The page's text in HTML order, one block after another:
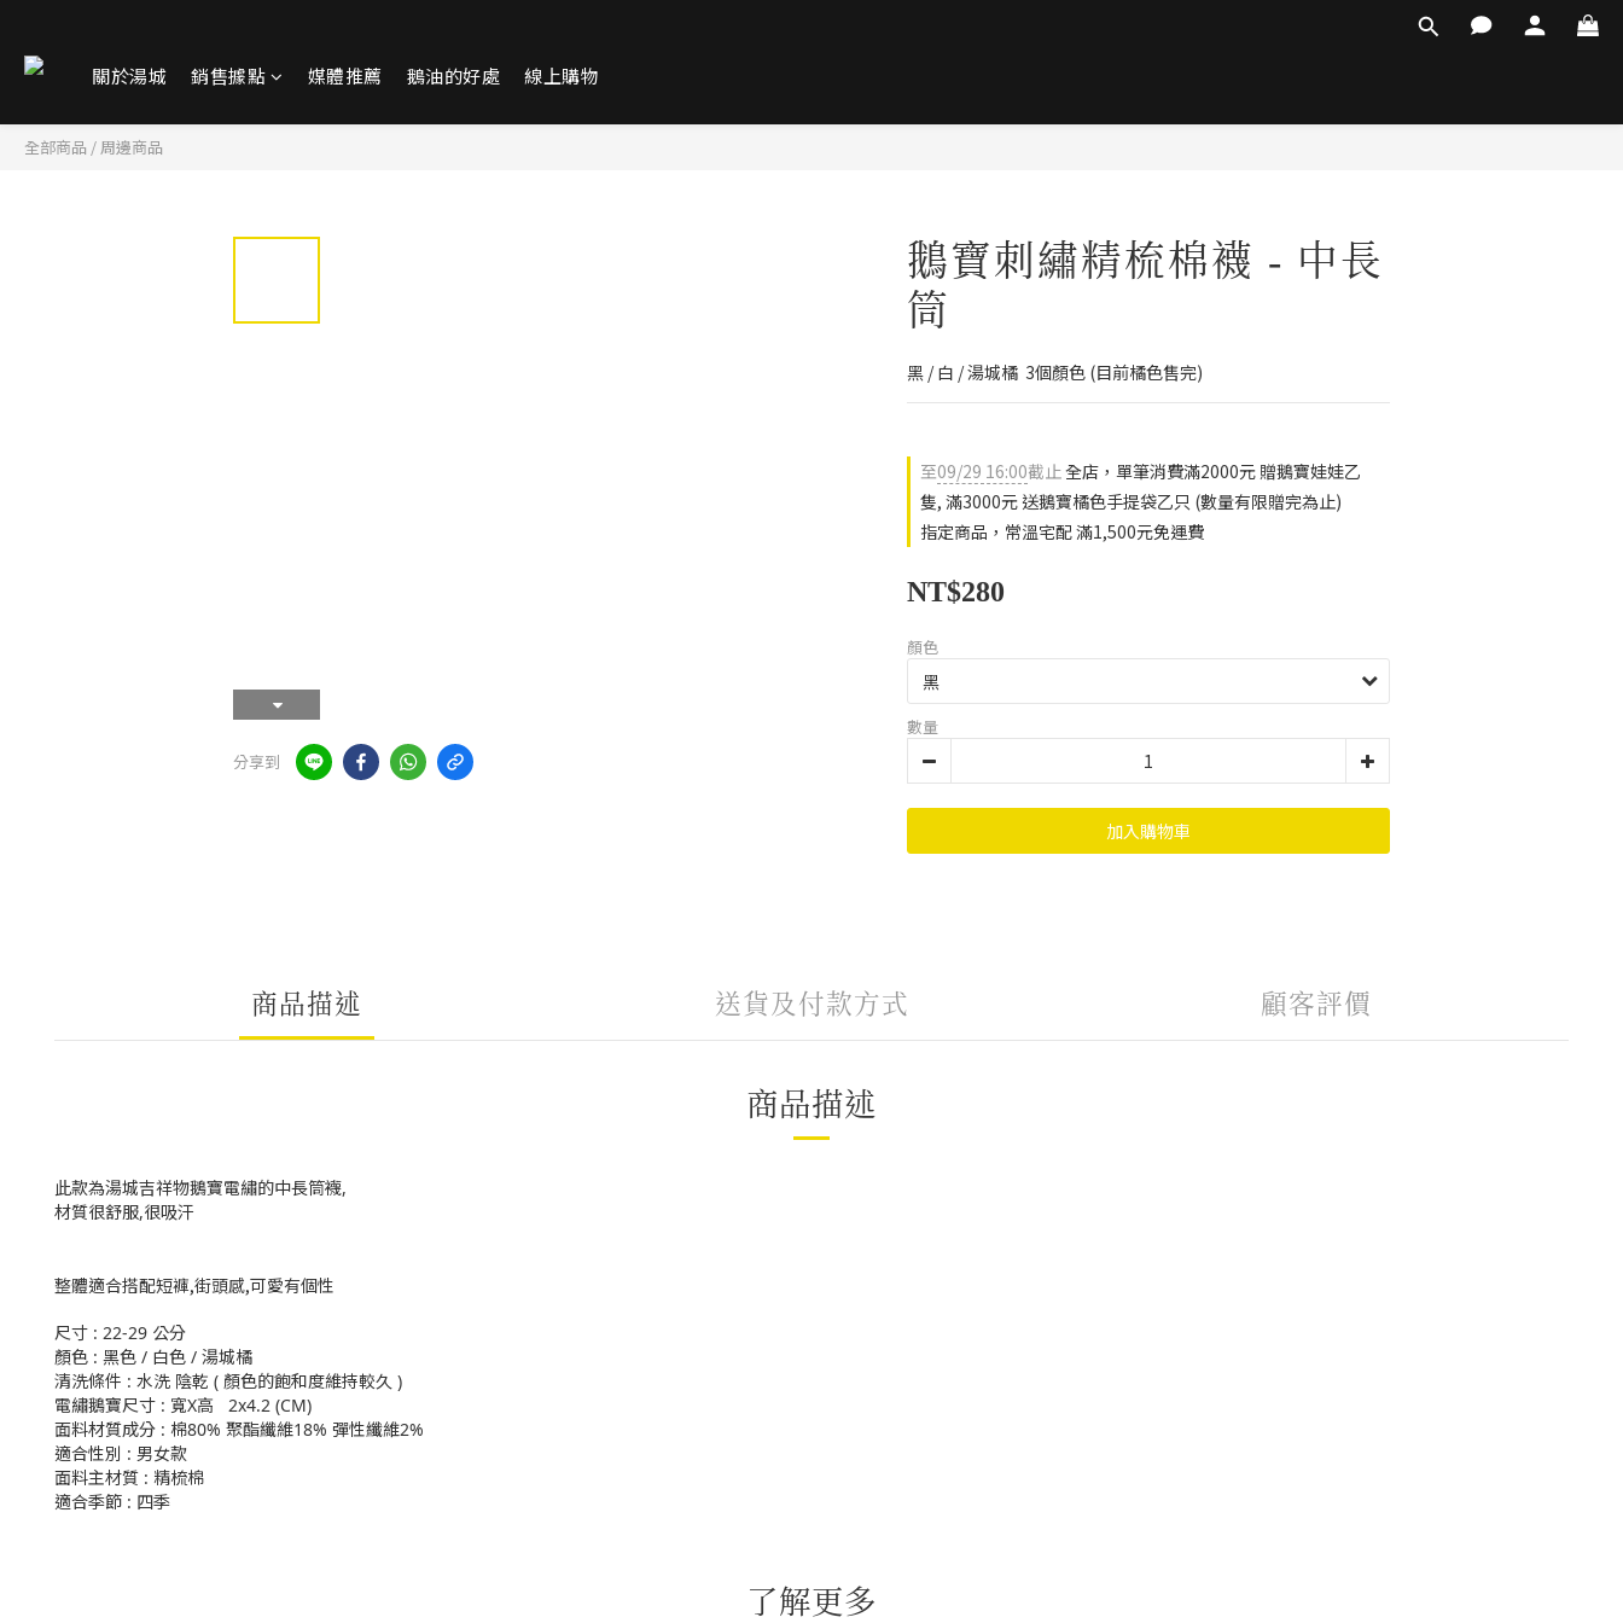
關於湯城 銷售據點 媒體推薦 鵝油的好處 線上購物
全部商品 / 周邊商品
分享到
鵝寶刺繡精梳棉襪 - 中長
筒
黑 / 白 / 湯城橘  3個顏色 (目前橘色售完)
至09/29 16:00截止全店，單筆消費滿2000元 贈鵝寶娃娃乙
隻, 滿3000元 送鵝寶橘色手提袋乙只 (數量有限贈完為止)
指定商品，常溫宅配 滿1,500元免運費
NT$280
顏色
數量
加入購物車
商品描述 送貨及付款方式 顧客評價
商品描述
此款為湯城吉祥物鵝寶電繡的中長筒襪,
材質很舒服,很吸汗
整體適合搭配短褲,街頭感,可愛有個性
尺寸 : 22-29 公分
顏色 : 黑色 / 白色 / 湯城橘
清洗條件 : 水洗 陰乾 ( 顏色的飽和度維持較久 )
電繡鵝寶尺寸 : 寬X高 2x4.2 (CM)
面料材質成分 : 棉80% 聚酯纖維18% 彈性纖維2%
適合性別 : 男女款
面料主材質 : 精梳棉
適合季節 : 四季
了解更多